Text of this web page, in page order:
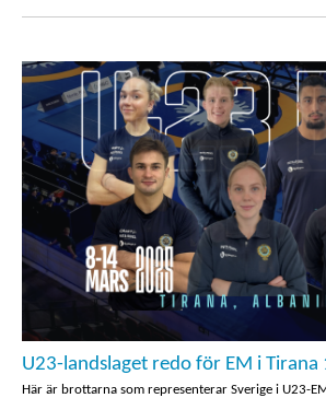
U23-landslaget redo för EM i Tirana
Här är brottarna som representerar Sverige i U23-